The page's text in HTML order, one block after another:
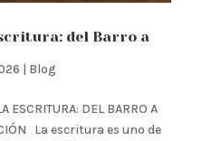
del Barro a
| Blog
ESCRITURA: DEL BARRO A
La escritura es uno de